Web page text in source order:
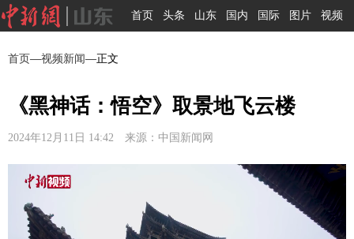
首页 头条 山东 国内 国际 图片 视频
首页—视频新闻—正文
《黑神话：悟空》取景地飞云楼
2024年12月11日 14:42 来源：中国新闻网